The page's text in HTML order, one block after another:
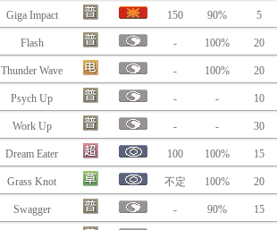
Giga Impact 150 90% 5
Flash - 100% 20
Thunder Wave - 100% 20
Psych Up - - 10
Work Up - - 30
Dream Eater 100 100% 15
Grass Knot 不定 100% 20
Swagger - 90% 15